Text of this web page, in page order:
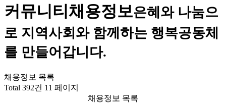
커뮤니티채용정보은혜와 나눔으
로 지역사회와 함께하는 행복공동체
를 만들어갑니다.
채용정보 목록
Total 392건 11 페이지
채용정보 목록